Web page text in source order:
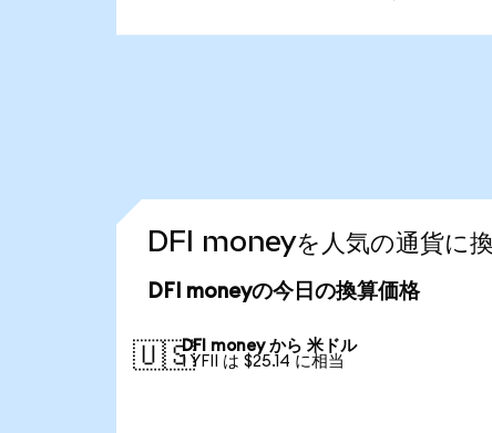
DFI moneyを人気の通貨に
DFI moneyの今日の換算価格
🇺🇸DFI money から 米ドル
1 YFII は $25.14 に相当